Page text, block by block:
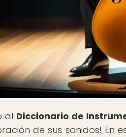
al Diccionario de
de sus sonidos! En